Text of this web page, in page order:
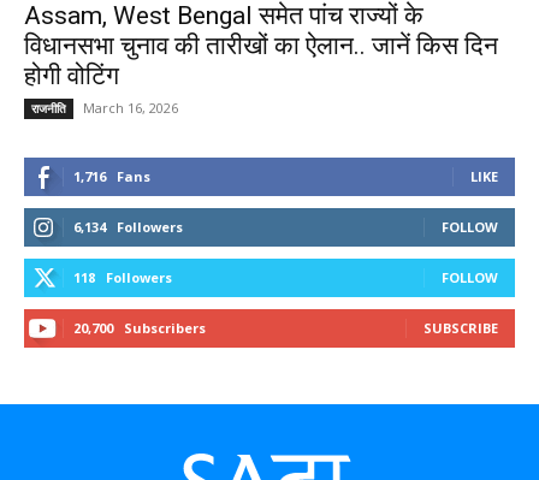
Assam, West Bengal समेत पांच राज्यों के
विधानसभा चुनाव की तारीखों का ऐलान.. जानें किस दिन
होगी वोटिंग
राजनीति March 16, 2026
1,716 Fans LIKE
6,134 Followers FOLLOW
118 Followers FOLLOW
20,700 Subscribers SUBSCRIBE